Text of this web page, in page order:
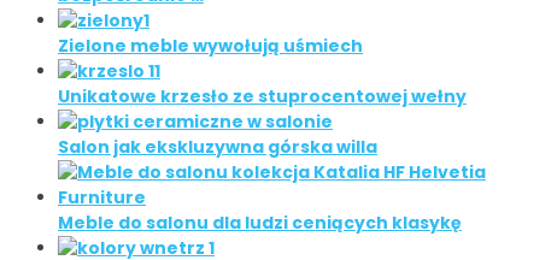
Zielone meble wywołują uśmiech
Unikatowe krzesło ze stuprocentowej wełny
Salon jak ekskluzywna górska willa
Meble do salonu dla ludzi ceniących klasykę